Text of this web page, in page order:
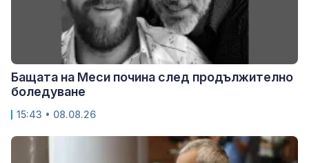
Бащата на Меси почина след продължително
боледуване
15:43 • 08.08.26